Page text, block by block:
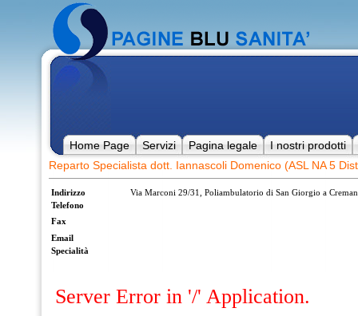
Home Page Servizi Pagina legale
I nostri prodotti
Reparto Specialista dott. Iannascoli Domenico (ASL NA 5
Indirizzo
Via Marconi 29/31, Poliambulatorio di San Giorgio a
Telefono
Fax
Email
Specialità